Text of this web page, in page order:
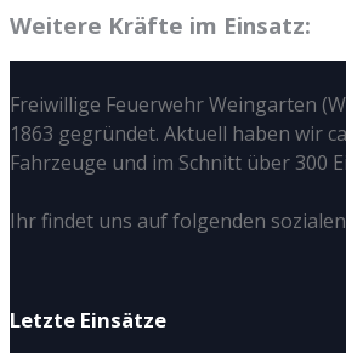
Weitere Kräfte im Einsatz:
Freiwillige Feuerwehr Weingarten
1863 gegründet. Aktuell haben wir
Fahrzeuge und im Schnitt über 300
Ihr findet uns auf folgenden
Letzte Einsätze